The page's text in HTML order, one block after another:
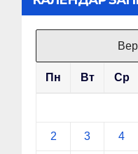
Пн Вт Ср
2 3 4